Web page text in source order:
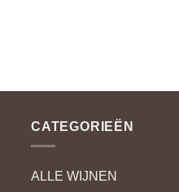
CATEGORIEËN
ALLE WIJNEN